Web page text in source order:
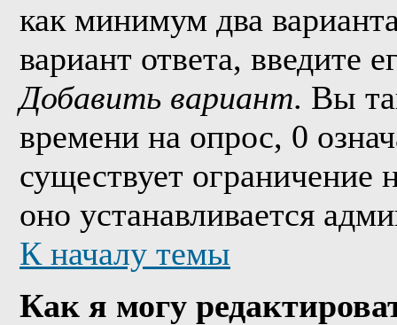
как минимум два
вариант ответа, введите
Добавить вариант. Вы
времени на опрос, 0
существует ограничение
оно устанавливается
К началу темы
Как я могу